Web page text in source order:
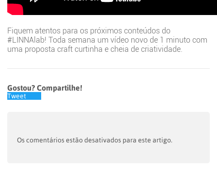
Fiquem atentos para os próximos conteúdos do
#LINNAlab! Toda semana um vídeo novo de 1 minuto com
uma proposta craft curtinha e cheia de criatividade.
Gostou? Compartilhe!
Tweet
Os comentários estão desativados para este artigo.